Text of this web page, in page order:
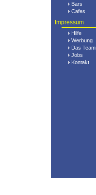
Bars
Cafes
Impressum
Hilfe
Werbung
Das Team
Jobs
Kontakt